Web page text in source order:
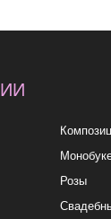
Композиции
Свадебные букеты